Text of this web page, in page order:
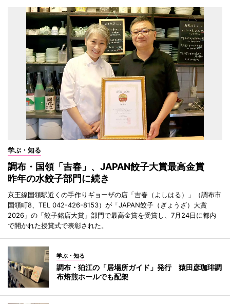
学ぶ・知る
調布・国領「吉春」、JAPAN餃子大賞最高金賞
昨年の水餃子部門に続き
京王線国領駅近くの手作りギョーザの店「吉春（よしはる）」（調布市
国領町8、TEL 042-426-8153）が「JAPAN餃子（ぎょうざ）大賞
2026」の「餃子銘店大賞」部門で最高金賞を受賞し、7月24日に都内
で開かれた授賞式で表彰された。
学ぶ・知る
調布・狛江の「居場所ガイド」発行 猿田彦珈琲調
布焙煎ホールでも配架